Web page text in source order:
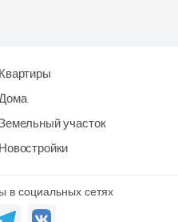
Квартиры
участок
Новостройки
в социальных сетях